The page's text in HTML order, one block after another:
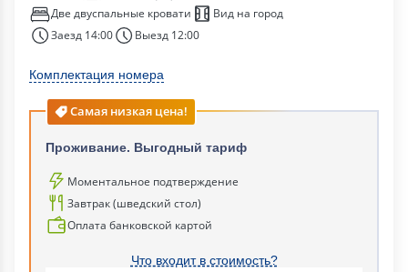
Две двуспальные кровати
Вид на город
Заезд 14:00
Выезд 12:00
Комплектация номера
Самая низкая цена!
Проживание. Выгодный тариф
Моментальное подтверждение
Завтрак (шведский стол)
Оплата банковской картой
Что входит в стоимость?